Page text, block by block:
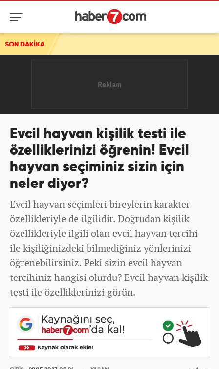
SON DAKİKA İstanbul'da nem rekoru! Gece yüzde 97'ye ulaştı
Evcil hayvan kişilik testi ile
özelliklerinizi öğrenin! Evcil
hayvan seçiminiz sizin için
neler diyor?
Evcil hayvan seçimleri bireylerin karakter
özellikleriyle de ilgilidir. Doğrudan kişilik
özellikleriyle ilgili olan evcil hayvan tercihi
ile kişiliğinizdeki bilmediğiniz yönlerinizi
öğrenebilirsiniz. Peki sizin evcil hayvan
tercihiniz hangisi olurdu? Evcil hayvan kişilik
testi ile özelliklerinizi görün.